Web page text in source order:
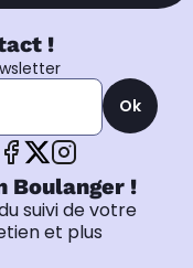
!
Ok
Boulanger !
suivi de votre
et plus